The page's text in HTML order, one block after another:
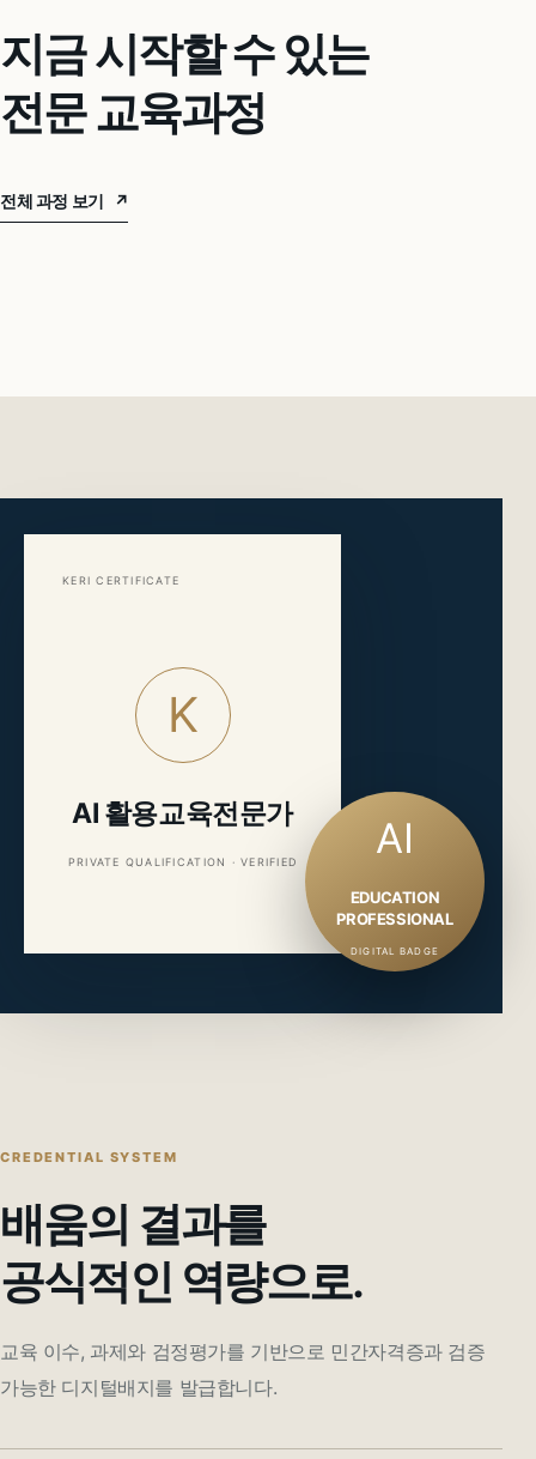
지금 시작할 수 있는
전문 교육과정
전체 과정 보기 ↗
KERI CERTIFICATE
K
AI 활용교육전문가
PRIVATE QUALIFICATION · VERIFIED AI
EDUCATION
PROFESSIONAL
DIGITAL BADGE
CREDENTIAL SYSTEM
배움의 결과를
공식적인 역량으로.
교육 이수, 과제와 검정평가를 기반으로 민간자격증과 검증
가능한 디지털배지를 발급합니다.